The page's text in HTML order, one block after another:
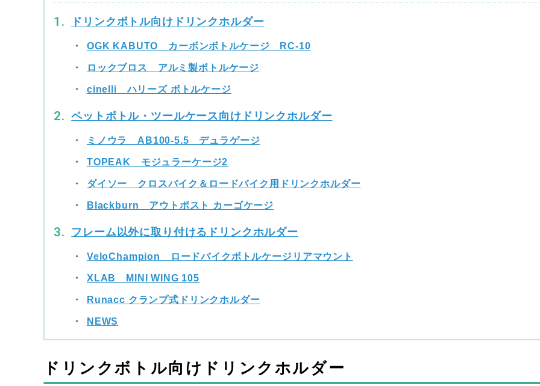
ドリンクボトル向けドリンクホルダー
OGK KABUTO カーボンボトルケージ RC-10
ロックブロス アルミ製ボトルケージ
cinelli ハリーズ ボトルケージ
ペットボトル・ツールケース向けドリンクホルダー
ミノウラ AB100-5.5 デュラゲージ
TOPEAK モジュラーケージ2
ダイソー クロスバイク＆ロードバイク用ドリンクホルダー
Blackburn アウトポスト カーゴケージ
フレーム以外に取り付けるドリンクホルダー
VeloChampion ロードバイクボトルケージリアマウント
XLAB MINI WING 105
Runacc クランプ式ドリンクホルダー
NEWS
ドリンクボトル向けドリンクホルダー